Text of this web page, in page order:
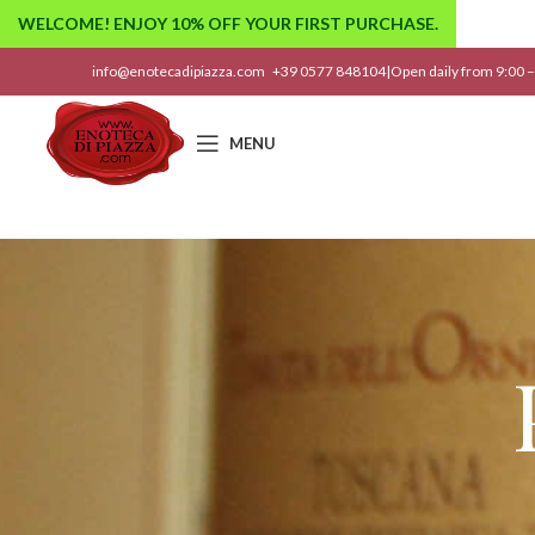
info@enotecadipiazza.com +39 0577 848104|Open daily from 9:00
MENU
WELCOME! ENJOY 10% OFF YOUR FIRST PURCHASE.